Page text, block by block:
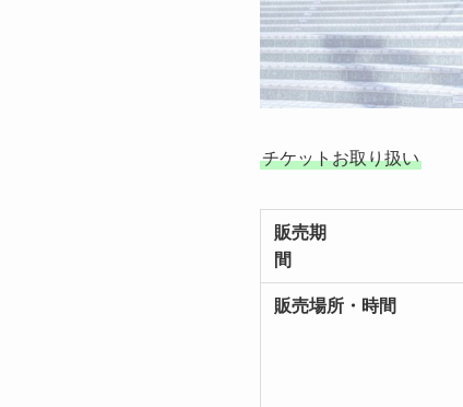
チケットお取り扱い
販売期
間
販売場所・時間